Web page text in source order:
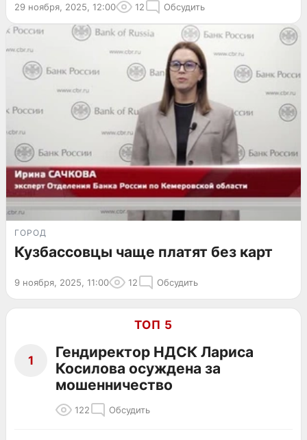
29 ноября, 2025, 12:00 12 Обсудить
ГОРОД
Кузбассовцы чаще платят без карт
9 ноября, 2025, 11:00 12 Обсудить
ТОП 5
1
Гендиректор НДСК Лариса
Косилова осуждена за
мошенничество
122 Обсудить